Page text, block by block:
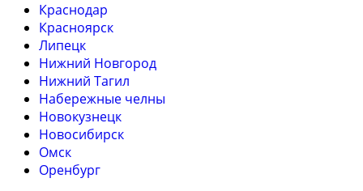
Краснодар
Красноярск
Липецк
Нижний Новгород
Нижний Тагил
Набережные челны
Новокузнецк
Новосибирск
Омск
Оренбург